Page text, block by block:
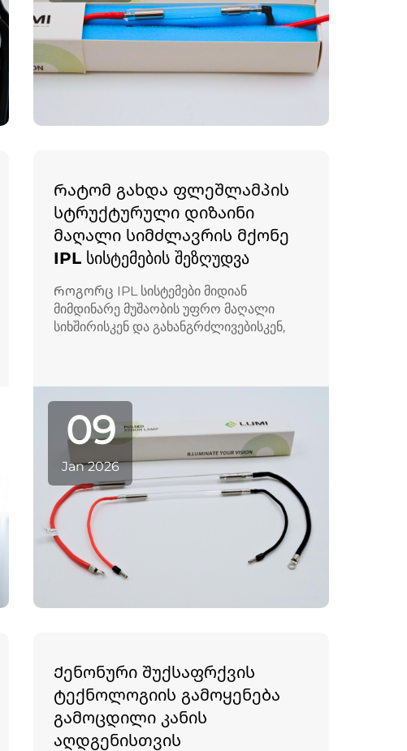
Რატომ გახდა ფლეშლამპის
სტრუქტურული დიზაინი
მაღალი სიმძლავრის მქონე
IPL სისტემების შეზღუდვა
Როგორც IPL სისტემები მიდიან
მიმდინარე მუშაობის უფრო მაღალი
სიხშირისკენ და გახანგრძლივებისკენ,
მოწყობილობების მწარმოებლებმა და
სერვისის ინჟინრებმა ...
09
Jan 2026
Ქენონური შუქსაფრქვის
ტექნოლოგიის გამოყენება
გამოცდილი კანის
აღდგენისთვის